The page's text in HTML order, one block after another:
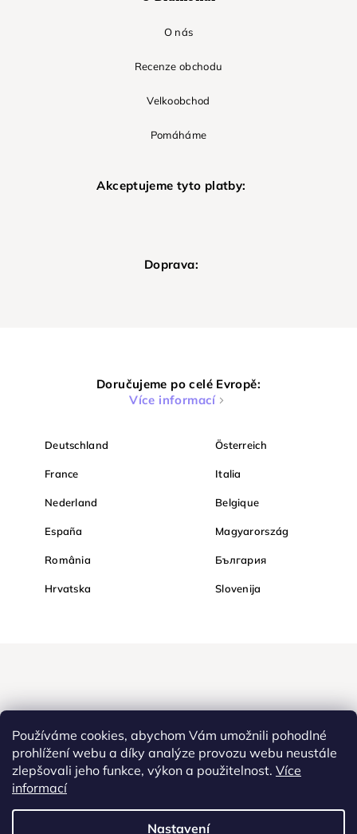
Používáme cookies, abychom Vám umožnili pohodlné
prohlížení webu a díky analýze provozu webu neustále
zlepšovali jeho funkce, výkon a použitelnost. Více
informací
Nastavení
O nás
Recenze obchodu
Velkoobchod
Pomáháme
Akceptujeme tyto platby:
Doprava:
Doručujeme po celé Evropě:
Více informací
Deutschland Österreich
France Italia
Nederland Belgique
España Magyarország
România България
Hrvatska Slovenija
Nakupujte na Diamondi bezpečně a bez obav. Díky HTTPS